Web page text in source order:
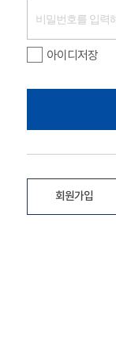
아이디저장
회원가입